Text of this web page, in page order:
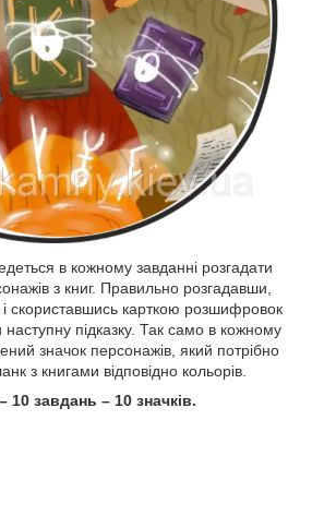
в кожному завданні розгадати
з книг. Правильно розгадавши,
скориставшись карткою розшифровок
наступну підказку. Так само в кожному
значок персонажів, який потрібно
з книгами відповідно кольорів.
10 завдань – 10 значків.